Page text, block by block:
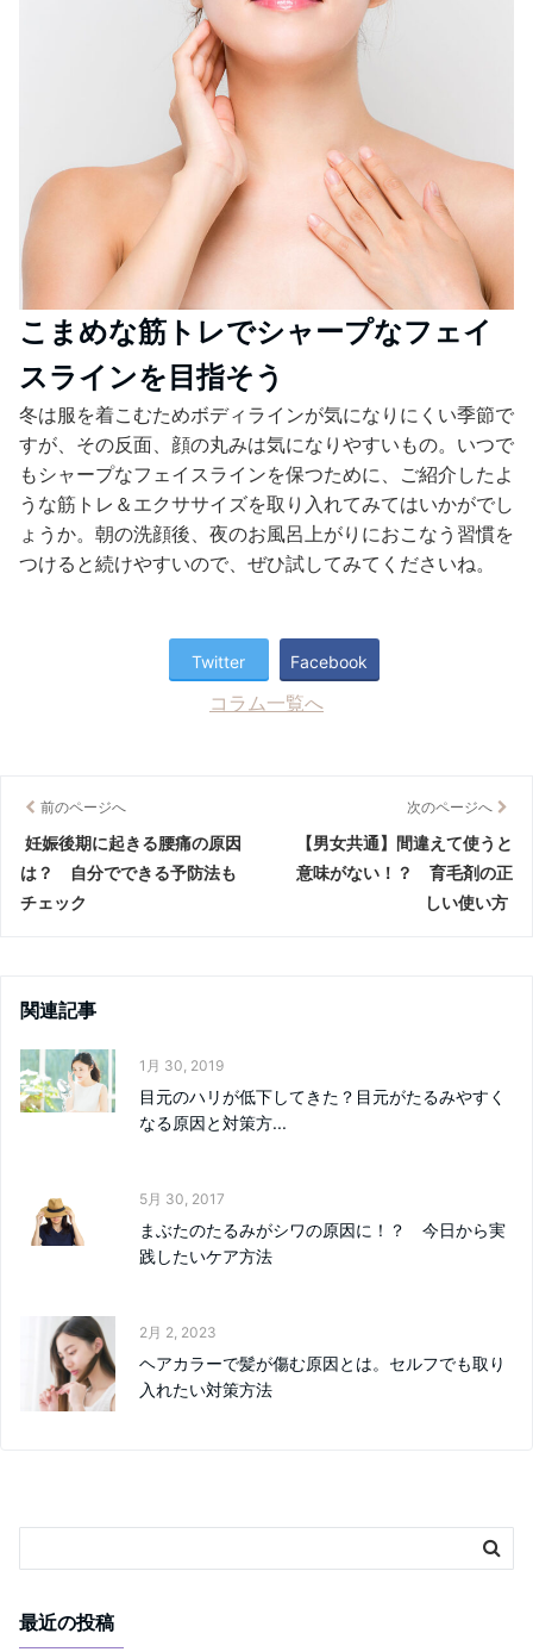
こまめな筋トレでシャープなフェイ
スラインを目指そう
冬は服を着こむためボディラインが気になりにくい季節で
すが、その反面、顔の丸みは気になりやすいもの。いつで
もシャープなフェイスラインを保つために、ご紹介したよ
うな筋トレ＆エクササイズを取り入れてみてはいかがでし
ょうか。朝の洗顔後、夜のお風呂上がりにおこなう習慣を
つけると続けやすいので、ぜひ試してみてくださいね。
Twitter Facebook
コラム一覧へ
前のページへ
妊娠後期に起きる腰痛の原因
は？ 自分でできる予防法も
チェック
次のページへ
【男女共通】間違えて使うと
意味がない！？ 育毛剤の正
しい使い方
関連記事
1月 30, 2019
目元のハリが低下してきた？目元がたるみやすく
なる原因と対策方...
5月 30, 2017
まぶたのたるみがシワの原因に！？ 今日から実
践したいケア方法
2月 2, 2023
ヘアカラーで髪が傷む原因とは。セルフでも取り
入れたい対策方法
最近の投稿